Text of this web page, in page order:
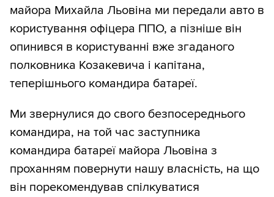
майора Михайла Льовіна ми передали авто в
користування офіцера ППО, а пізніше він
опинився в користуванні вже згаданого
полковника Козакевича і капітана,
теперішнього командира батареї.
Ми звернулися до свого безпосереднього
командира, на той час заступника
командира батареї майора Льовіна з
проханням повернути нашу власність, на що
він порекомендував спілкуватися